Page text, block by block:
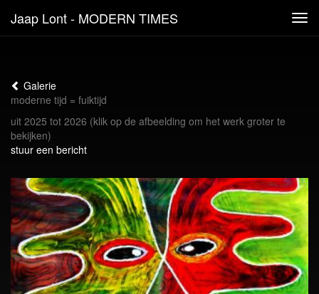
Jaap Lont - MODERN TIMES
Galerie
moderne tijd = fuiktijd
uit 2025 tot 2026 (klik op de afbeelding om het werk groter te
bekijken)
stuur een bericht